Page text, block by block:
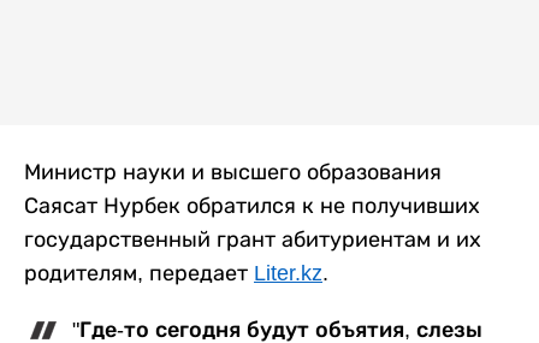
Министр науки и высшего образования
Саясат Нурбек обратился к не получивших
государственный грант абитуриентам и их
родителям, передает Liter.kz.
"Где-то сегодня будут объятия, слезы